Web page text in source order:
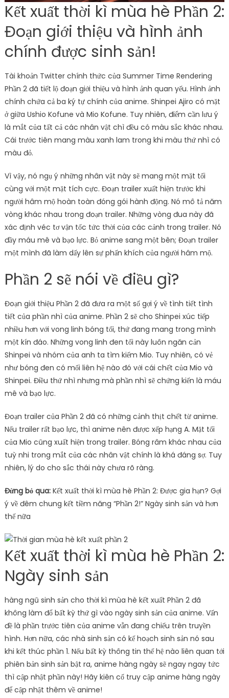
Kết xuất thời kì mùa hè Phần 2:
Đoạn giới thiệu và hình ảnh
chính được sinh sản!
Tài khoản Twitter chính thức của Summer Time Rendering
Phần 2 đã tiết lộ đoạn giới thiệu và hình ảnh quan yếu. Hình ảnh
chính chứa cả ba ký tự chính của anime. Shinpei Ajiro có mặt
ở giữa Ushio Kofune và Mio Kofune. Tuy nhiên, điểm cần lưu ý
là mắt của tất cả các nhân vật chì đều có màu sắc khác nhau.
Cái trước tiên mang màu xanh lam trong khi màu thứ nhì có
màu đỏ.
Vì vậy, nó ngụ ý những nhân vật này sẽ mang một mặt tối
cùng với một mặt tích cực. Đoạn trailer xuất hiện trước khi
người hâm mộ hoàn toàn đóng gói hành động. Nó mô tả năm
vòng khác nhau trong đoạn trailer. Những vòng đua này đã
xác định véc tơ vận tốc tức thời của các cảnh trong trailer. Nó
đầy máu mê và bạo lực. Bỏ anime sang một bên; Đoạn trailer
một mình đã làm dấy lên sự phấn khích của người hâm mộ.
Phần 2 sẽ nói về điều gì?
Đoạn giới thiệu Phần 2 đã đưa ra một số gợi ý về tình tiết tình
tiết của phần nhì của anime. Phần 2 sẽ cho Shinpei xúc tiếp
nhiều hơn với vong linh bóng tối, thứ đang mang trong mình
một kín đáo. Những vong linh đen tối này luôn ngăn cản
Shinpei và nhóm của anh ta tìm kiếm Mio. Tuy nhiên, có vẻ
như bóng đen có mối liên hệ nào đó với cái chết của Mio và
Shinpei. Điều thứ nhì nhưng mà phần nhì sẽ chứng kiến ​​là máu
mê và bạo lực.
Đoạn trailer của Phần 2 đã có những cảnh thịt chết từ anime.
Nếu trailer rất bạo lực, thì anime nên được xếp hạng A. Mặt tối
của Mio cũng xuất hiện trong trailer. Bóng râm khác nhau của
tuỳ nhi trong mắt của các nhân vật chính là khá đáng sợ. Tuy
nhiên, lý do cho sắc thái này chưa rõ ràng.
Đừng bỏ qua: Kết xuất thời kì mùa hè Phần 2: Được gia hạn? Gợi
ý về đêm chung kết tiềm năng “Phần 2!” Ngày sinh sản và hơn
thế nữa
Kết xuất thời kì mùa hè Phần 2:
Ngày sinh sản
hàng ngũ sinh sản cho thời kì mùa hè kết xuất Phần 2 đã
không làm đổ bất kỳ thứ gì vào ngày sinh sản của anime. Vấn
đề là phần trước tiên của anime vẫn đang chiếu trên truyền
hình. Hơn nữa, các nhà sinh sản có kế hoạch sinh sản nó sau
khi kết thúc phần 1. Nếu bất kỳ thông tin thế hệ nào liên quan tới
phiên bản sinh sản bật ra, anime hàng ngày sẽ ngay ngay tức
thì cập nhật phần này! Hãy kiên cố truy cập anime hàng ngày
để cập nhật thêm về anime!